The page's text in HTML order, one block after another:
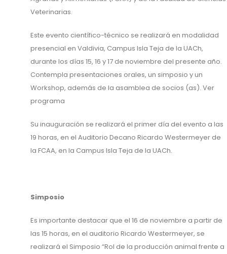
Veterinarias.
Este evento científico-técnico se realizará en modalidad
presencial en Valdivia, Campus Isla Teja de la UACh,
durante los días 15, 16 y 17 de noviembre del presente año.
Contempla presentaciones orales, un simposio y un
Workshop, además de la asamblea de socios (as). Ver
programa
Su inauguración se realizará el primer día del evento a las
19 horas, en el Auditorio Decano Ricardo Westermeyer de
la FCAA, en la Campus Isla Teja de la UACh.
Simposio
Es importante destacar que el 16 de noviembre a partir de
las 15 horas, en el auditorio Ricardo Westermeyer, se
realizará el Simposio “Rol de la producción animal frente a